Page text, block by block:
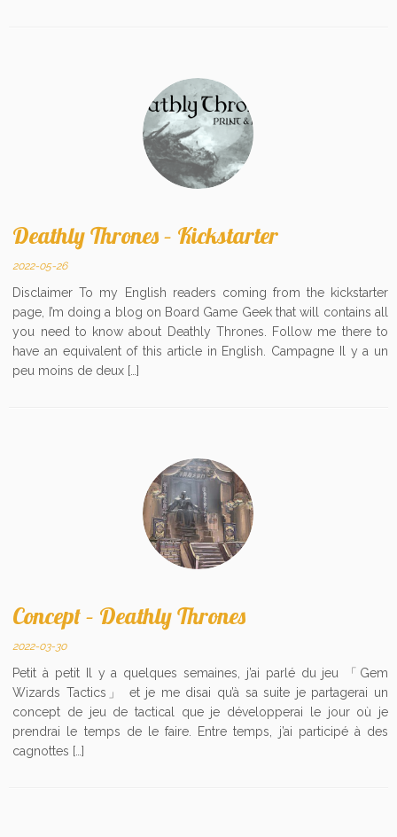
Deathly Thrones – Kickstarter
2022-05-26
Disclaimer To my English readers coming from the kickstarter
page, I’m doing a blog on Board Game Geek that will contains all
you need to know about Deathly Thrones. Follow me there to
have an equivalent of this article in English. Campagne Il y a un
peu moins de deux […]
Concept – Deathly Thrones
2022-03-30
Petit à petit Il y a quelques semaines, j’ai parlé du jeu 「Gem
Wizards Tactics」 et je me disai qu’à sa suite je partagerai un
concept de jeu de tactical que je développerai le jour où je
prendrai le temps de le faire. Entre temps, j’ai participé à des
cagnottes […]